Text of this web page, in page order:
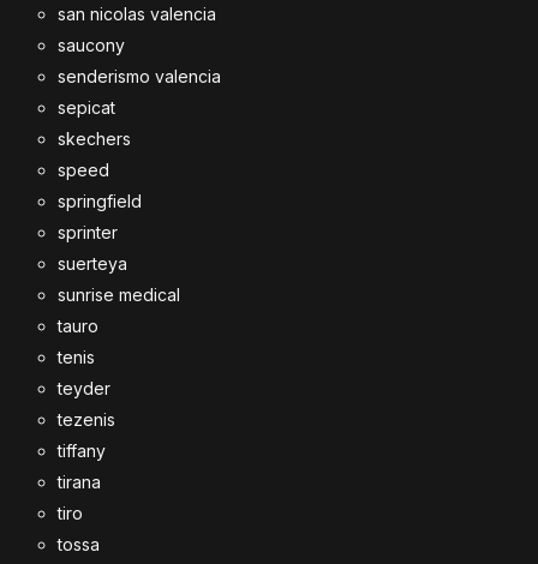
san nicolas valencia
saucony
senderismo valencia
sepicat
skechers
speed
springfield
sprinter
suerteya
sunrise medical
tauro
tenis
teyder
tezenis
tiffany
tirana
tiro
tossa